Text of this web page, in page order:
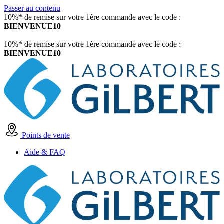
Passer au contenu
10%* de remise sur votre 1ère commande avec le code :
BIENVENUE10
10%* de remise sur votre 1ère commande avec le code :
BIENVENUE10
Points de vente
Aide & FAQ